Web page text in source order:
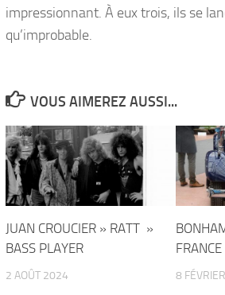
impressionnant. À eux trois, ils se
qu’improbable.
VOUS AIMEREZ AUSSI...
JUAN CROUCIER » RATT »
BASS PLAYER
2 AOÛT 2024 8